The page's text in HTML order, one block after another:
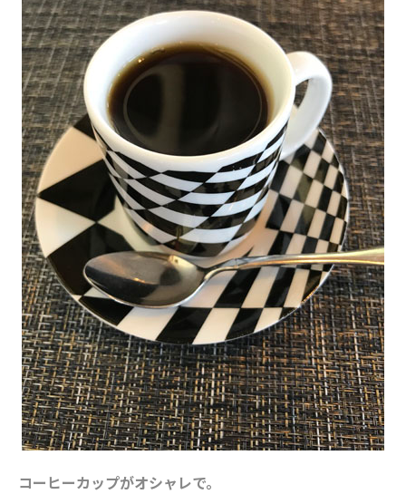
コーヒーカップがオシャレで。